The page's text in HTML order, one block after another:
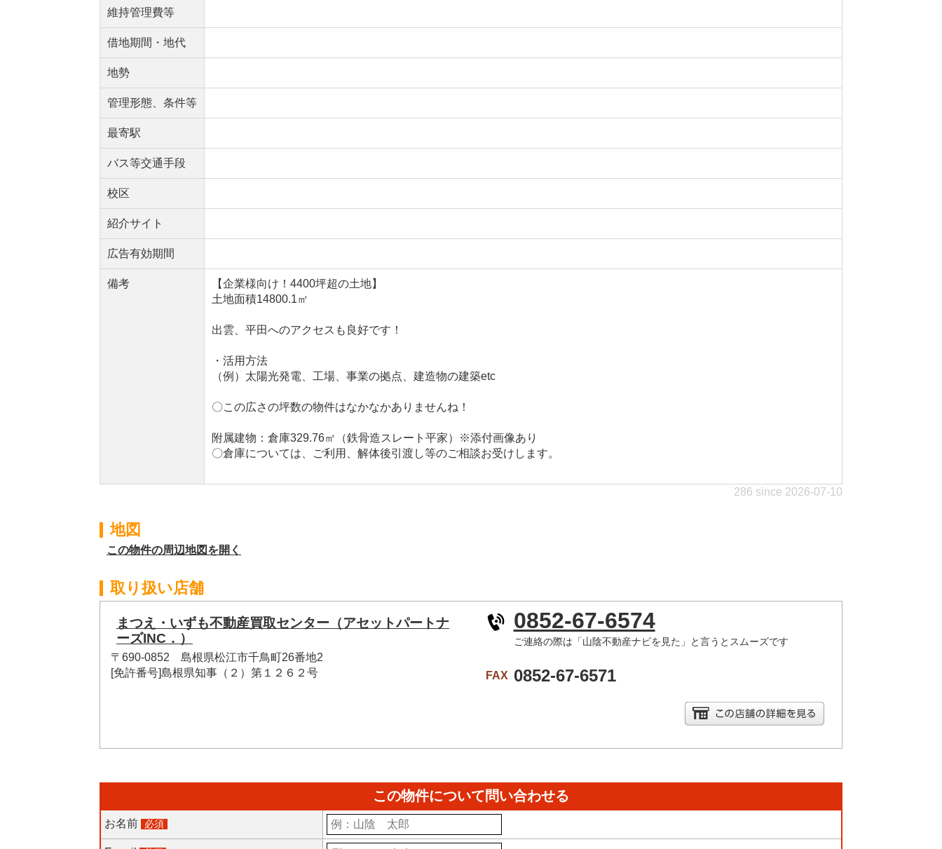
維持管理費等
借地期間・地代
地勢
管理形態、条件等
最寄駅
バス等交通手段
校区
紹介サイト
広告有効期間
備考
【企業様向け！4400坪超の土地】
土地面積14800.1㎡
出雲、平田へのアクセスも良好です！
・活用方法
（例）太陽光発電、工場、事業の拠点、建造物の建築etc
〇この広さの坪数の物件はなかなかありませんね！
附属建物：倉庫329.76㎡（鉄骨造スレート平家）※添付画像あり
〇倉庫については、ご利用、解体後引渡し等のご相談お受けします。
286 since 2026-07-10
地図
この物件の周辺地図を開く
取り扱い店舗
まつえ・いずも不動産買取センター（アセットパートナ
ーズINC．）
〒690-0852 島根県松江市千鳥町26番地2
[免許番号]島根県知事（２）第１２６２号
0852-67-6574
ご連絡の際は「山陰不動産ナビを見た」と言うとスムーズです
FAX 0852-67-6571